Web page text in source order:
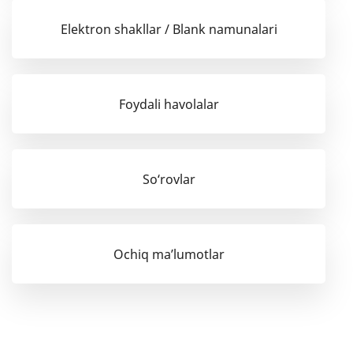
Elektron shakllar / Blank namunalari
Foydali havolalar
So‘rovlar
Ochiq ma’lumotlar